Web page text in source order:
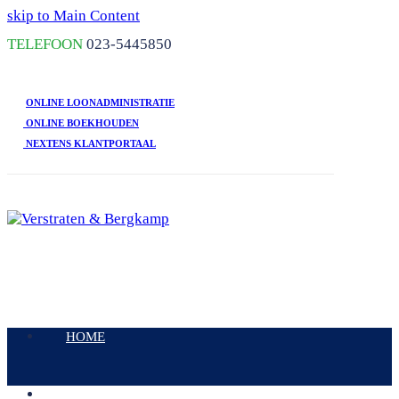
skip to Main Content
TELEFOON 023-5445850
ONLINE LOONADMINISTRATIE
ONLINE BOEKHOUDEN
NEXTENS KLANTPORTAAL
Mobile
HOME